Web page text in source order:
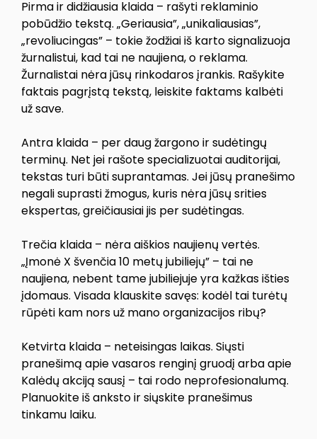
Pirma ir didžiausia klaida – rašyti reklaminio
pobūdžio tekstą. „Geriausia”, „unikaliausias”,
„revoliucingas” – tokie žodžiai iš karto signalizuoja
žurnalistui, kad tai ne naujiena, o reklama.
Žurnalistai nėra jūsų rinkodaros įrankis. Rašykite
faktais pagrįstą tekstą, leiskite faktams kalbėti
už save.
Antra klaida – per daug žargono ir sudėtingų
terminų. Net jei rašote specializuotai auditorijai,
tekstas turi būti suprantamas. Jei jūsų pranešimo
negali suprasti žmogus, kuris nėra jūsų srities
ekspertas, greičiausiai jis per sudėtingas.
Trečia klaida – nėra aiškios naujienų vertės.
„Įmonė X švenčia 10 metų jubiliejų” – tai ne
naujiena, nebent tame jubiliejuje yra kažkas išties
įdomaus. Visada klauskite savęs: kodėl tai turėtų
rūpėti kam nors už mano organizacijos ribų?
Ketvirta klaida – neteisingas laikas. Siųsti
pranešimą apie vasaros renginį gruodį arba apie
Kalėdų akciją sausį – tai rodo neprofesionalumą.
Planuokite iš anksto ir siųskite pranešimus
tinkamu laiku.